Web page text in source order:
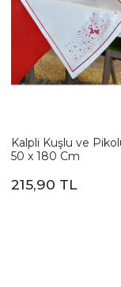
Kalpli Kuşlu ve
50 x 180 Cm
215,90 TL